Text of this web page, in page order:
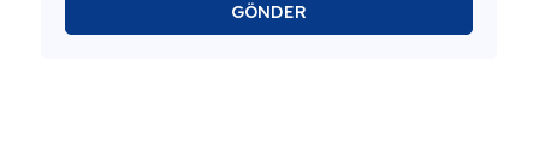
GÖNDER